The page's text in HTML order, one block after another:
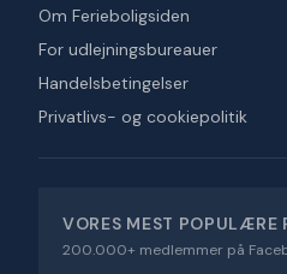
Om Ferieboligsiden
For udlejningsbureauer
Handelsbetingelser
Privatlivs- og cookiepolitik
VORES MEST POPULÆRE
200.000+ medlemmer på